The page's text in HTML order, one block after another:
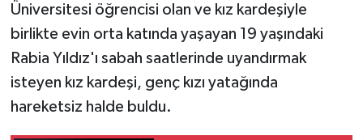
Üniversitesi öğrencisi olan ve kız kardeşiyle
birlikte evin orta katında yaşayan 19 yaşındaki
Rabia Yıldız'ı sabah saatlerinde uyandırmak
isteyen kız kardeşi, genç kızı yatağında
hareketsiz halde buldu.